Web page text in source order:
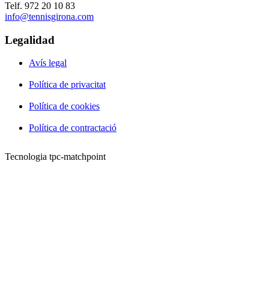
Telf. 972 20 10 83
info@tennisgirona.com
Legalidad
Avís legal
Política de privacitat
Política de cookies
Política de contractació
Tecnologia tpc-matchpoint